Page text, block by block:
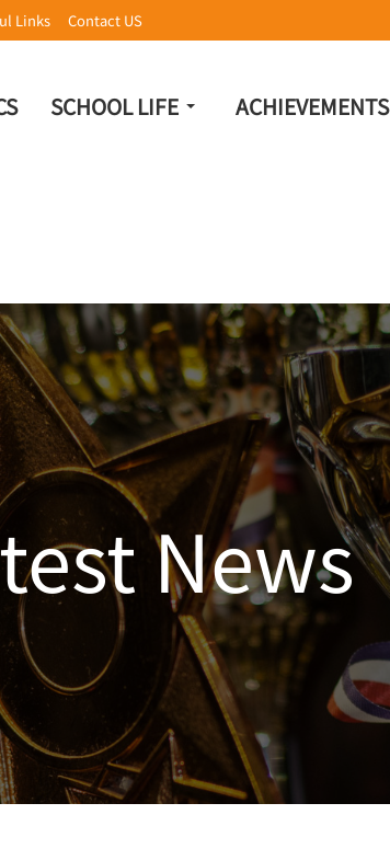
Links Contact US
SCHOOL LIFE ACHIEVEMENTS
News